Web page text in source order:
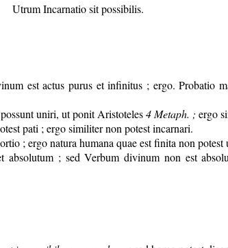
Utrum Incarnatio sit possibilis.
est actus purus et infinitus ; ergo. Probatio
uniri, ut ponit Aristoteles4 Metaph. ; ergo
pati ; ergo similiter non potest incarnari.
; ergo natura humana quae est finita non
; sed Verbum divinum non est